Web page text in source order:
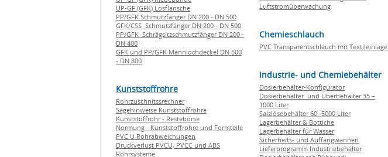
UP-GF (GFK) Losflansche
PP/GFK Schmutzfänger DN 200 - DN 500
GFK/CSS Schmutzfänger DN 200 - DN 500
PP/GFK Schrägsitzschmutzfänger DN 200 -
DN 400
GFK und PP/GFK Mannlochdeckel DN 500
- DN 800
Kunststoffrohre
Rohrzuschnitssrechner
Sägehinweise Kunststoffrohre
Kunststoffrohr - Restebörse
Normung - Kunststoffrohre und Formteile
PVC U Rohrabweichungen
Druckverlust PVCU, PVCC und ABS
Rohrsysteme
Luftstromüberwachung
Chemieschlauch
PVC Transparentschlauch mit Textileinlage
Industrie- und Chemiebehälter
Dosierbehälter-Konfigurator
Dosierbehälter und Überbehälter 35 –
1000 Liter
Salzlösebehälter 60 -5000 Liter
Lagerbehälter & Bottiche
Lagerbehälter für Wasser
Sicherheits- und Auffangwannen
Lieferprogramm Industriebehälter